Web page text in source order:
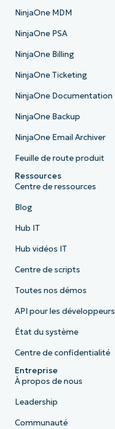
NinjaOne MDM
NinjaOne PSA
NinjaOne Billing
NinjaOne Ticketing
NinjaOne Documentation
NinjaOne Backup
NinjaOne Email Archiver
Feuille de route produit
Ressources
Centre de ressources
Blog
Hub IT
Hub vidéos IT
Centre de scripts
Toutes nos démos
API pour les développeurs
État du système
Centre de confidentialité
Entreprise
À propos de nous
Leadership
Communauté